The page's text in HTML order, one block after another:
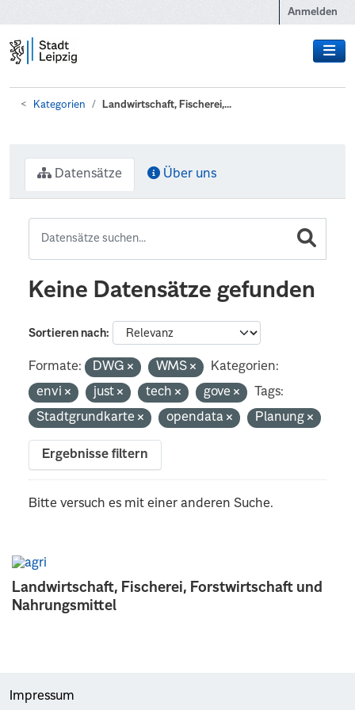
Anmelden
Kategorien Landwirtschaft, Fischerei,...
Landwirtschaft, Fischerei, Forstwirtschaft und
Nahrungsmittel
Datensätze Über uns
Keine Datensätze gefunden
Sortieren nach
Formate: DWG WMS
Kategorien:
envi
just tech gove
Tags:
Stadtgrundkarte
opendata Planung
Ergebnisse filtern
Bitte versuch es mit einer anderen Suche.
Impressum